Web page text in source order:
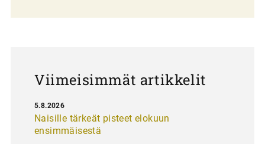
Viimeisimmät artikkelit
Naisille tärkeät pisteet elokuun
ensimmäisestä
5.8.2026